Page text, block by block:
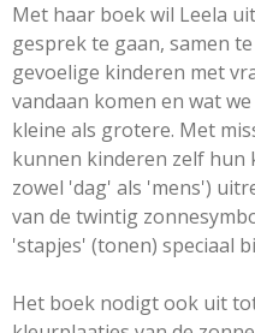
Met haar boek wil Leela
gesprek te gaan, samen
gevoelige kinderen met
vandaan komen en wat
kleine als grotere. Met
kunnen kinderen zelf
zowel 'dag' als 'mens')
van de twintig
'stapjes' (tonen) speciaal
Het boek nodigt ook uit